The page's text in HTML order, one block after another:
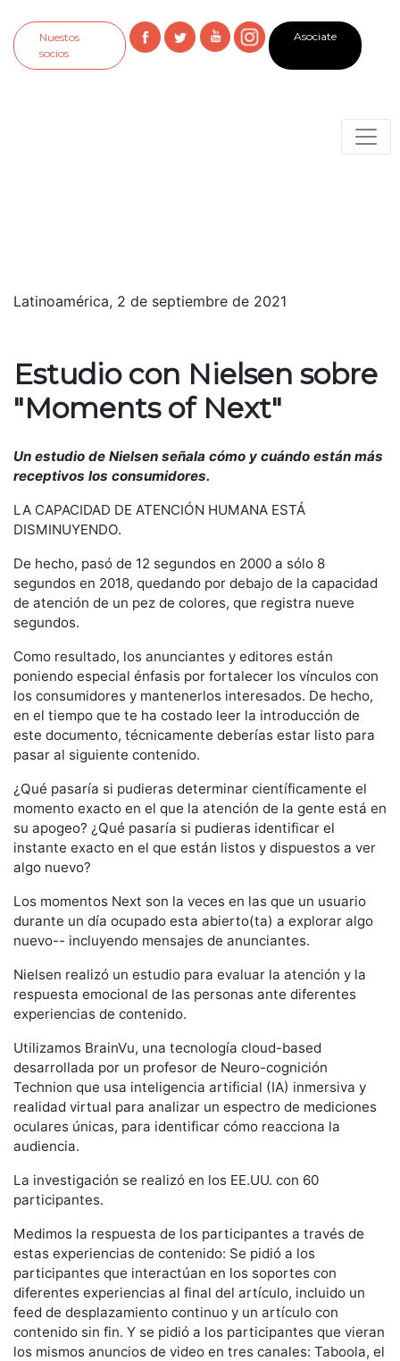
Nuestos
socios
Asociate
Latinoamérica, 2 de septiembre de 2021
Estudio con Nielsen sobre
"Moments of Next"
Un estudio de Nielsen señala cómo y cuándo están más
receptivos los consumidores.
LA CAPACIDAD DE ATENCIÓN HUMANA ESTÁ
DISMINUYENDO.
De hecho, pasó de 12 segundos en 2000 a sólo 8
segundos en 2018, quedando por debajo de la capacidad
de atención de un pez de colores, que registra nueve
segundos.
Como resultado, los anunciantes y editores están
poniendo especial énfasis por fortalecer los vínculos con
los consumidores y mantenerlos interesados. De hecho,
en el tiempo que te ha costado leer la introducción de
este documento, técnicamente deberías estar listo para
pasar al siguiente contenido.
¿Qué pasaría si pudieras determinar científicamente el
momento exacto en el que la atención de la gente está en
su apogeo? ¿Qué pasaría si pudieras identificar el
instante exacto en el que están listos y dispuestos a ver
algo nuevo?
Los momentos Next son la veces en las que un usuario
durante un día ocupado esta abierto(ta) a explorar algo
nuevo-- incluyendo mensajes de anunciantes.
Nielsen realizó un estudio para evaluar la atención y la
respuesta emocional de las personas ante diferentes
experiencias de contenido.
Utilizamos BrainVu, una tecnología cloud-based
desarrollada por un profesor de Neuro-cognición
Technion que usa inteligencia artificial (IA) inmersiva y
realidad virtual para analizar un espectro de mediciones
oculares únicas, para identificar cómo reacciona la
audiencia.
La investigación se realizó en los EE.UU. con 60
participantes.
Medimos la respuesta de los participantes a través de
estas experiencias de contenido: Se pidió a los
participantes que interactúan en los soportes con
diferentes experiencias al final del artículo, incluido un
feed de desplazamiento continuo y un artículo con
contenido sin fin. Y se pidió a los participantes que vieran
los mismos anuncios de video en tres canales: Taboola, el